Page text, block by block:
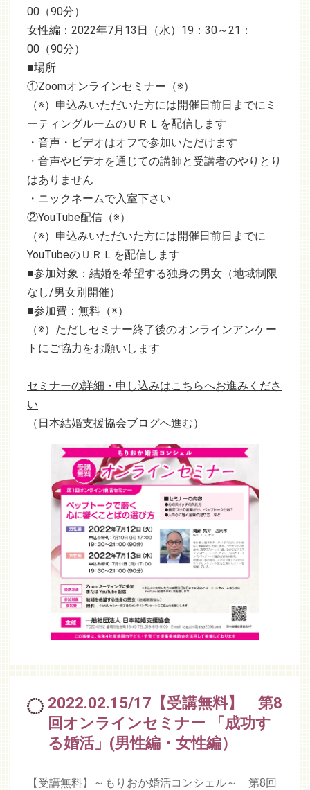
00（90分）
女性編：2022年7月13日（水）19：30～21：
00（90分）
■場所
①Zoomオンラインセミナー（※）
（※）申込みいただいた方には開催日前日までにミ
ーティングルームのＵＲＬを配信します
・音声・ビデオはオフで参加いただけます
・音声やビデオを通じての講師と受講者のやりとり
はありません
・ニックネームで入室下さい
②YouTube配信（※）
（※）申込みいただいた方には開催日前日までに
YouTubeのＵＲＬを配信します
■参加対象：結婚を希望する独身の男女（地域制限
なし/男女別開催）
■参加費：無料（※）
（※）ただしセミナー終了後のオンラインアンケー
トにご協力をお願いします
セミナーの詳細・申し込みはこちらへお進みくださ
い
（日本結婚支援協会ブログへ進む）
2022.02.15/17【受講無料】 第8
回オンラインセミナー 「成功す
る婚活」(男性編・女性編）
【受講無料】～もりおか婚活コンシェル～ 第8回